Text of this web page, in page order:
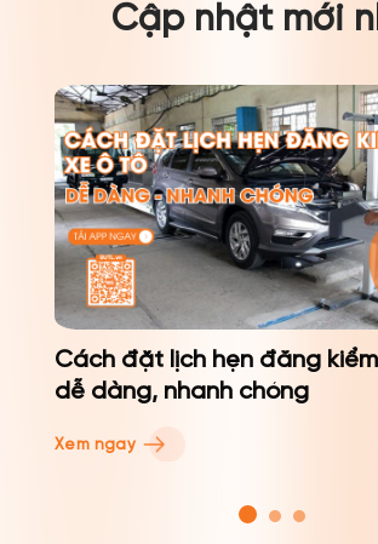
Cập nhật mới
Cách đặt lịch hẹn đăng
dễ dàng, nhanh chóng
Xem ngay